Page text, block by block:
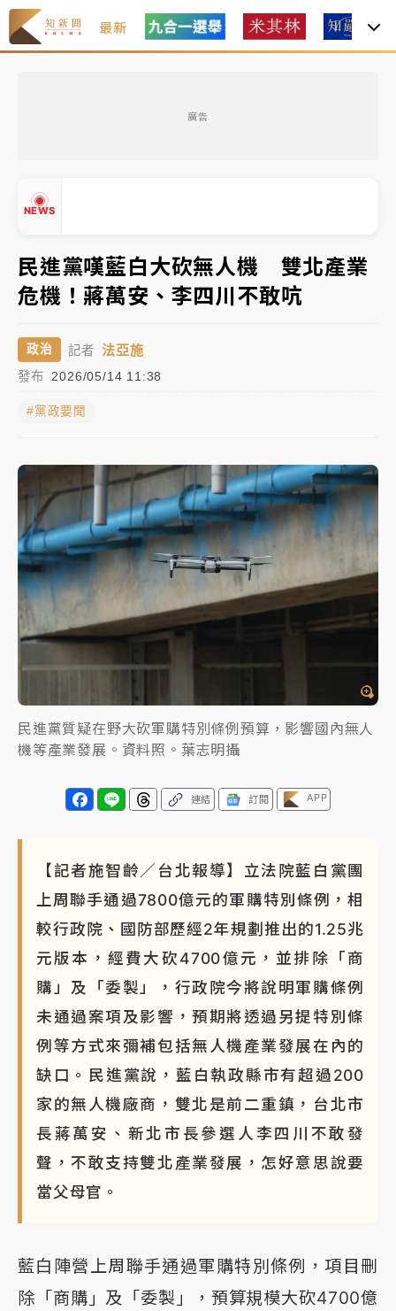
最新
廣告
NEWS
中信慈善基金會想增加董事人數！辜仲諒向法院聲請遭
駁 理由曝光
故宮《龍藏經》特展第2檔！今線上預約開賣一度塞車
周六起展出延長至晚上7時
台東農業處長涉圖利渡假村！東檢抗告成功 今重開羈
父親節泡湯了！中颱白海豚雨彈轟3天 「紅到發紫」降
雨熱區曝
暑假過三周才推「E宿新北打卡趣」！抽獎程序複雜 觀
旅局回應了
中信慈善基金會想增加董事人數！辜仲諒向法院聲請遭
駁 理由曝光
故宮《龍藏經》特展第2檔！今線上預約開賣一度塞車
周六起展出延長至晚上7時
台東農業處長涉圖利渡假村！東檢抗告成功 今重開羈
押庭
父親節泡湯了！中颱白海豚雨彈轟3天 「紅到發紫」降
雨熱區曝
民進黨嘆藍白大砍無人機 雙北產業
危機！蔣萬安、李四川不敢吭
政治 記者 法亞施
發布 2026/05/14 11:38
#黨政要聞
民進黨質疑在野大砍軍購特別條例預算，影響國內無人
機等產業發展。資料照。葉志明攝
連結 訂閱 APP
【記者施智齡／台北報導】立法院藍白黨團
上周聯手通過7800億元的軍購特別條例，相
較行政院、國防部歷經2年規劃推出的1.25兆
元版本，經費大砍4700億元，並排除「商
購」及「委製」，行政院今將說明軍購條例
未通過案項及影響，預期將透過另提特別條
例等方式來彌補包括無人機產業發展在內的
缺口。民進黨說，藍白執政縣市有超過200
家的無人機廠商，雙北是前二重鎮，台北市
長蔣萬安、新北市長參選人李四川不敢發
聲，不敢支持雙北產業發展，怎好意思說要
當父母官。
藍白陣營上周聯手通過軍購特別條例，項目刪
除「商購」及「委製」，預算規模大砍4700億